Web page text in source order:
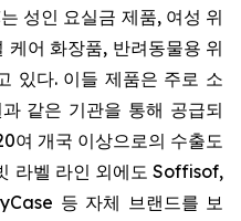
성인 요실금 제품, 여성 위
어 화장품, 반려동물용 위
있다. 이들 제품은 주로 소
같은 기관을 통해 공급되
여 개국 이상으로의 수출도
라벨 라인 외에도 Soffisof,
등 자체 브랜드를 보